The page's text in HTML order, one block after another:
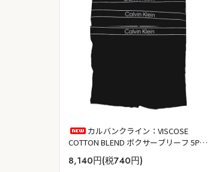
カルバンクライン：VISCOSE
COTTON BLEND ボクサーブリーフ 5PK
(ブラック)
8,140円(税740円)